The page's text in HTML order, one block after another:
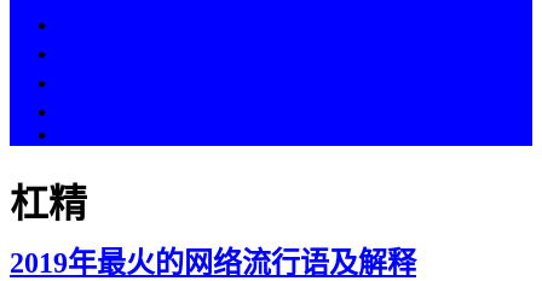
杠精
2019年最火的网络流行语及解释